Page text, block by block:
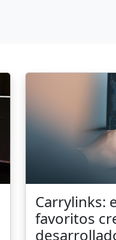
Carrylinks:
favoritos